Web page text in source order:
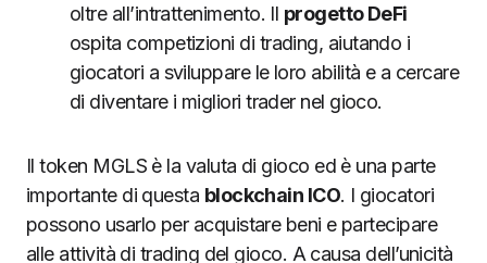
oltre all’intrattenimento. Il progetto DeFi
ospita competizioni di trading, aiutando i
giocatori a sviluppare le loro abilità e a cercare
di diventare i migliori trader nel gioco.
Il token MGLS è la valuta di gioco ed è una parte
importante di questa blockchain ICO. I giocatori
possono usarlo per acquistare beni e partecipare
alle attività di trading del gioco. A causa dell’unicità